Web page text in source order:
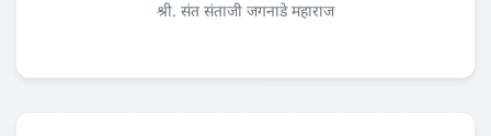
श्री. संत संताजी जगनाडे महाराज